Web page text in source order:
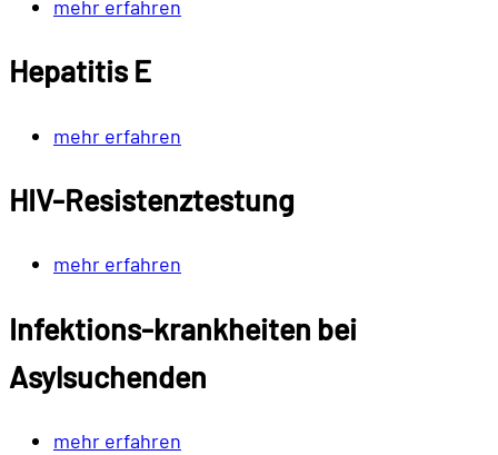
mehr erfahren
Hepatitis E
mehr erfahren
HIV-Resistenztestung
mehr erfahren
Infektions-krankheiten bei
Asylsuchenden
mehr erfahren